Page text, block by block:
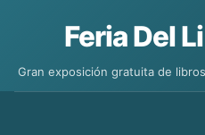
Feria Del
Gran exposición gratuita de